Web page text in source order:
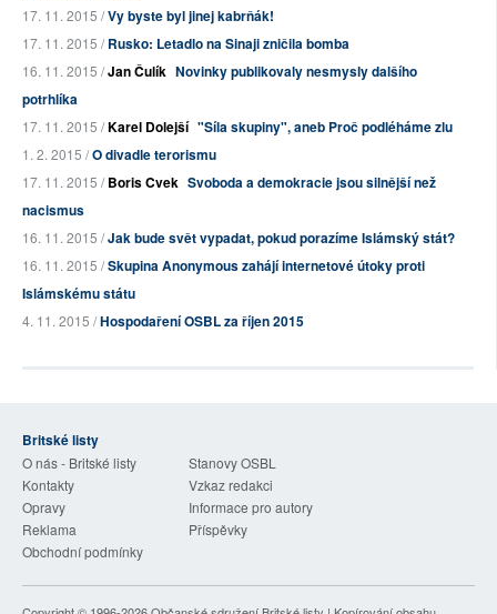
17. 11. 2015 /Vy byste byl jinej kabrňák!
17. 11. 2015 /Rusko: Letadlo na Sinaji zničila bomba
16. 11. 2015 /Jan Čulík Novinky publikovaly nesmysly dalšího
potrhlíka
17. 11. 2015 /Karel Dolejší "Síla skupiny", aneb Proč podléháme zlu
1. 2. 2015 /O divadle terorismu
17. 11. 2015 /Boris Cvek Svoboda a demokracie jsou silnější než
nacismus
16. 11. 2015 /Jak bude svět vypadat, pokud porazíme Islámský stát?
16. 11. 2015 /Skupina Anonymous zahájí internetové útoky proti
Islámskému státu
4. 11. 2015 /Hospodaření OSBL za říjen 2015
Britské listy
O nás - Britské listy
Stanovy OSBL
Kontakty
Vzkaz redakci
Opravy
Informace pro autory
Reklama
Příspěvky
Obchodní podmínky